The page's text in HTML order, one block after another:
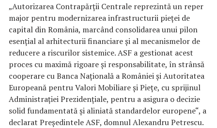
„Autorizarea Contrapărții Centrale reprezintă un reper
major pentru modernizarea infrastructurii pieței de
capital din România, marcând consolidarea unui pilon
esențial al arhitecturii financiare și al mecanismelor de
reducere a riscurilor sistemice. ASF a gestionat acest
proces cu maximă rigoare și responsabilitate, în strânsă
cooperare cu Banca Națională a României și Autoritatea
Europeană pentru Valori Mobiliare și Piețe, cu sprijinul
Administrației Prezidențiale, pentru a asigura o decizie
solid fundamentată și aliniată standardelor europene“, a
declarat Președintele ASF, domnul Alexandru Petrescu.